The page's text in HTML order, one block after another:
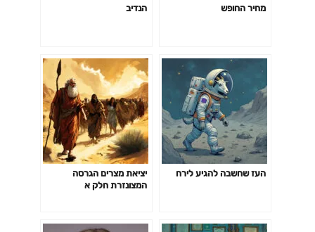
מחיר החופש הנדיב
העז שחשבה להגיע לירח
יציאת מצרים הגרסה
המצונזרת חלק א